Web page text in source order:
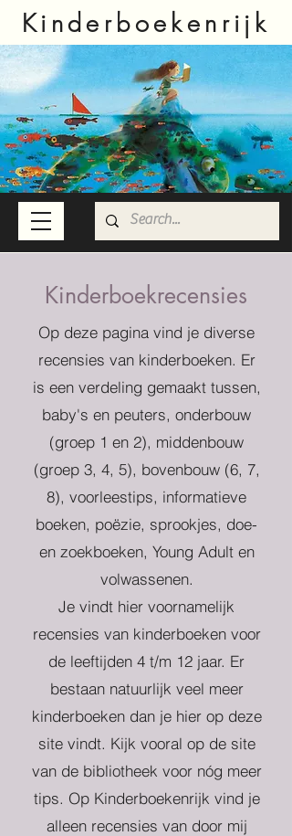
Kinderboekenrijk
Kinderboekrecensies
Op deze pagina vind je diverse
recensies van kinderboeken. Er
is een verdeling gemaakt tussen,
baby's en peuters, onderbouw
(groep 1 en 2), middenbouw
(groep 3, 4, 5), bovenbouw (6, 7,
8), voorleestips, informatieve
boeken, poëzie, sprookjes, doe-
en zoekboeken, Young Adult en
volwassenen.
Je vindt hier voornamelijk
recensies van kinderboeken voor
de leeftijden 4 t/m 12 jaar. Er
bestaan natuurlijk veel meer
kinderboeken dan je hier op deze
site vindt. Kijk vooral op de site
van de bibliotheek voor nóg meer
tips. Op Kinderboekenrijk vind je
alleen recensies van door mij